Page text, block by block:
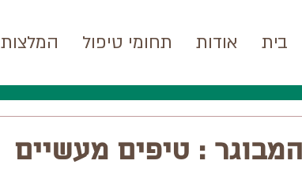
בית אודות תחומי טיפול המלצות
: טיפים מעשיים